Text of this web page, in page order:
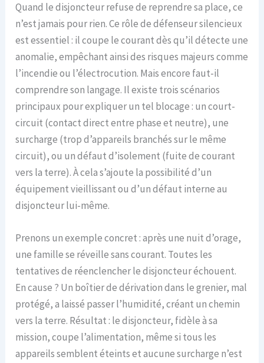
Quand le disjoncteur refuse de reprendre sa place, ce
n’est jamais pour rien. Ce rôle de défenseur silencieux
est essentiel : il coupe le courant dès qu’il détecte une
anomalie, empêchant ainsi des risques majeurs comme
l’incendie ou l’électrocution. Mais encore faut-il
comprendre son langage. Il existe trois scénarios
principaux pour expliquer un tel blocage : un court-
circuit (contact direct entre phase et neutre), une
surcharge (trop d’appareils branchés sur le même
circuit), ou un défaut d’isolement (fuite de courant
vers la terre). À cela s’ajoute la possibilité d’un
équipement vieillissant ou d’un défaut interne au
disjoncteur lui-même.
Prenons un exemple concret : après une nuit d’orage,
une famille se réveille sans courant. Toutes les
tentatives de réenclencher le disjoncteur échouent.
En cause ? Un boîtier de dérivation dans le grenier, mal
protégé, a laissé passer l’humidité, créant un chemin
vers la terre. Résultat : le disjoncteur, fidèle à sa
mission, coupe l’alimentation, même si tous les
appareils semblent éteints et aucune surcharge n’est